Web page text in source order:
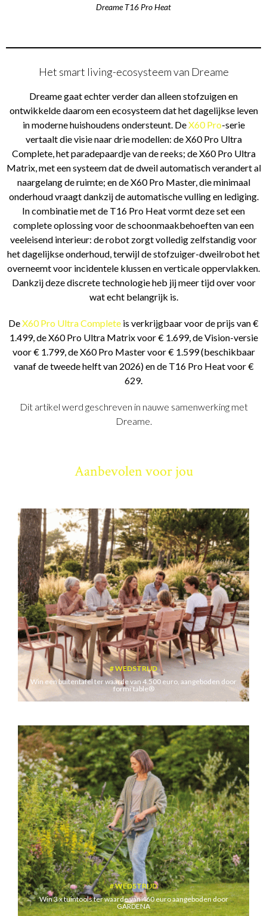
Dreame T16 Pro Heat
Het smart living-ecosysteem van Dreame
Dreame gaat echter verder dan alleen stofzuigen en
ontwikkelde daarom een ecosysteem dat het dagelijkse leven
in moderne huishoudens ondersteunt. DeX60 Pro-serie
vertaalt die visie naar drie modellen: de X60 Pro Ultra
Complete, het paradepaardje van de reeks; de X60 Pro Ultra
Matrix, met een systeem dat de dweil automatisch verandert al
naargelang de ruimte; en de X60 Pro Master, die minimaal
onderhoud vraagt dankzij de automatische vulling en lediging.
In combinatie met de T16 Pro Heat vormt deze set een
complete oplossing voor de schoonmaakbehoeften van een
veeleisend interieur: de robot zorgt volledig zelfstandig voor
het dagelijkse onderhoud, terwijl de stofzuiger-dweilrobot het
overneemt voor incidentele klussen en verticale oppervlakken.
Dankzij deze discrete technologie heb jij meer tijd over voor
wat echt belangrijk is.
DeX60 Pro Ultra Complete is verkrijgbaar voor de prijs van €
1.499, de X60 Pro Ultra Matrix voor € 1.699, de Vision-versie
voor € 1.799, de X60 Pro Master voor € 1.599 (beschikbaar
vanaf de tweede helft van 2026) en de T16 Pro Heat voor €
629.
Dit artikel werd geschreven in nauwe samenwerking met
Dreame.
Aanbevolen voor jou
WEDSTRIJD
Win een buitentafel ter waarde van 4.500 euro, aangeboden door
formi’table®
WEDSTRIJD
Win 3 x tuintools ter waarde van 460 euro aangeboden door
GARDENA